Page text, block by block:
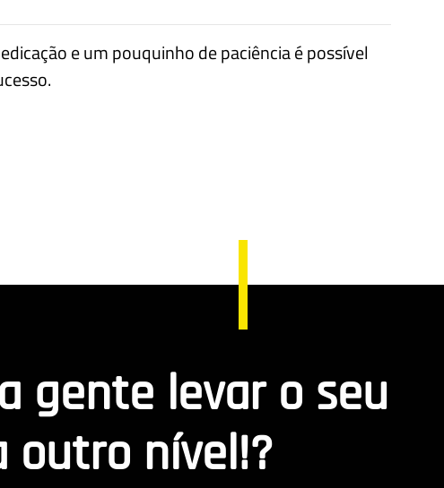
e um pouquinho de paciência é possível
gente levar o seu
outro nível!?